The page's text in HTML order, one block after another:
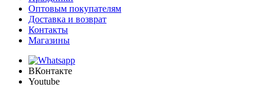
Оптовым покупателям
Доставка и возврат
Контакты
Магазины
ВКонтакте
Youtube